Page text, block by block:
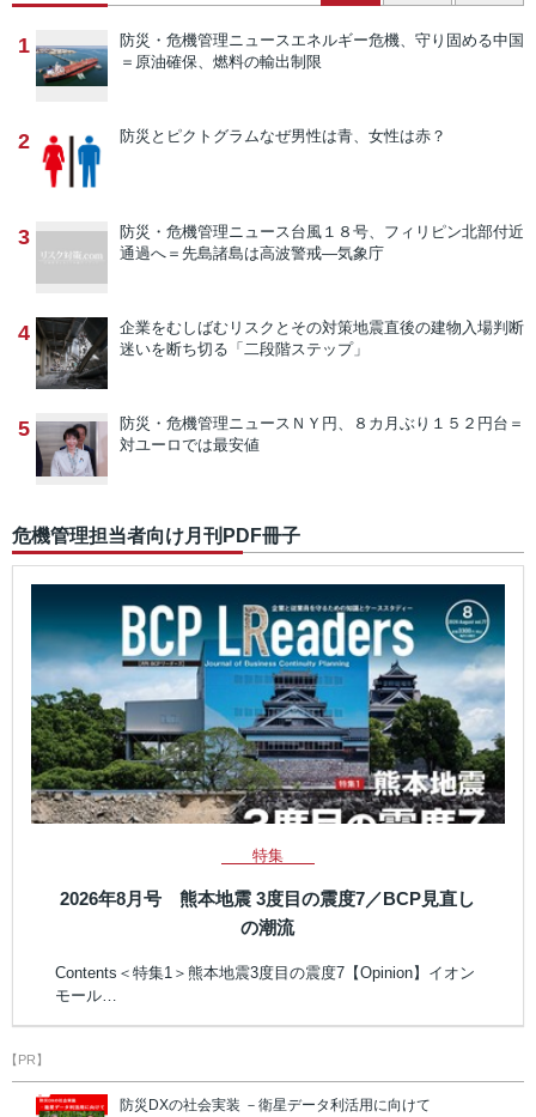
1 防災・危機管理ニュースエネルギー危機、守り固める中国
＝原油確保、燃料の輸出制限
2 防災とピクトグラムなぜ男性は青、女性は赤？
3 防災・危機管理ニュース台風１８号、フィリピン北部付近
通過へ＝先島諸島は高波警戒―気象庁
4 企業をむしばむリスクとその対策地震直後の建物入場判断
迷いを断ち切る「二段階ステップ」
5 防災・危機管理ニュース ＮＹ円、８カ月ぶり１５２円台＝
対ユーロでは最安値
危機管理担当者向け月刊PDF冊子
特集
2026年8月号 熊本地震 3度目の震度7／BCP見直し
の潮流
Contents＜特集1＞熊本地震3度目の震度7【Opinion】イオン
モール…
【PR】
防災DXの社会実装 －衛星データ利活用に向けて